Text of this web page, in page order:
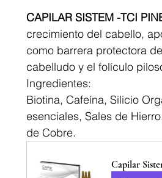
CAPILAR SISTEM -TCI
crecimiento del cabello,
como barrera protectora
cabelludo y el folículo
Ingredientes:
Biotina, Cafeína, Silicio
esenciales, Sales de
de Cobre.
Capilar